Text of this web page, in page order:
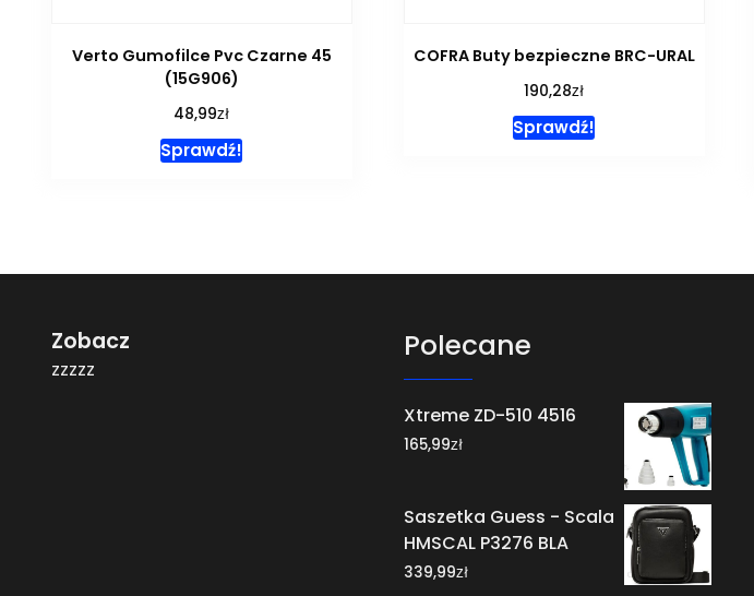
Verto Gumofilce Pvc Czarne 45
(15G906)
48,99zł
Sprawdź!
COFRA Buty bezpieczne BRC-URAL
190,28zł
Sprawdź!
Zobacz
zzzzz
Polecane
Xtreme ZD-510 4516
165,99zł
Saszetka Guess - Scala
HMSCAL P3276 BLA
339,99zł